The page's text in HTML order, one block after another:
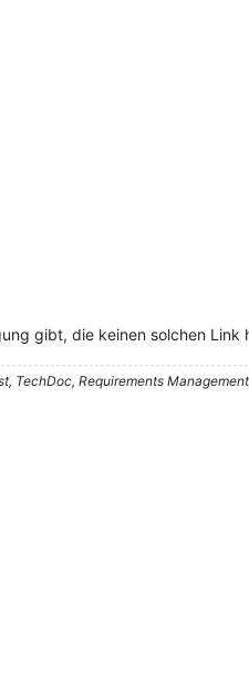
gibt, die keinen solchen Link
TechDoc, Requirements